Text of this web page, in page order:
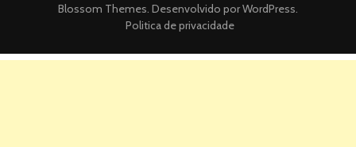
Blossom Themes . Desenvolvido porWordPress
Politica de privacidade